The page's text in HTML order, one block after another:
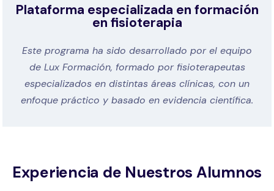
Plataforma especializada en formación
en fisioterapia
Este programa ha sido desarrollado por el equipo
de Lux Formación, formado por fisioterapeutas
especializados en distintas áreas clínicas, con un
enfoque práctico y basado en evidencia científica.
Experiencia de Nuestros Alumnos